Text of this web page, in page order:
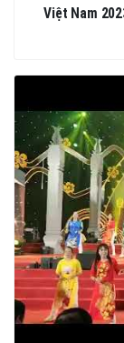
Việt Nam